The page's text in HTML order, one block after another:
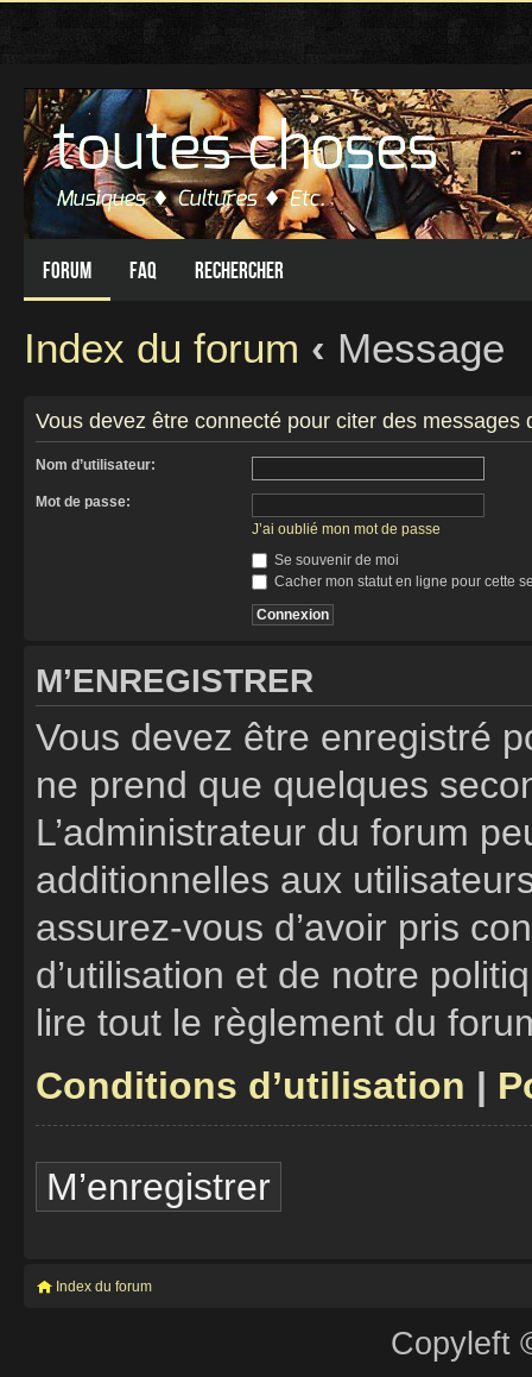
Forum FAQ Rechercher
Index du forum ‹ Message
Vous devez être connecté pour citer des messages
Nom d’utilisateur:
Mot de passe:
J’ai oublié mon mot de passe
Se souvenir de moi
Cacher mon statut en ligne pour cette
M’ENREGISTRER
Vous devez être enregistré
ne prend que quelques
L’administrateur du forum
additionnelles aux
assurez-vous d’avoir pris
d’utilisation et de notre
lire tout le règlement du
Conditions d’utilisation |
M’enregistrer
Index du forum
Copyleft